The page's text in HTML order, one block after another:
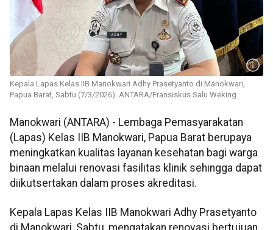
Kepala Lapas Kelas IIB Manokwari Adhy Prasetyanto di Manokwari,
Papua Barat, Sabtu (7/3/2026). ANTARA/Fransiskus Salu Weking
Manokwari (ANTARA) - Lembaga Pemasyarakatan
(Lapas) Kelas IIB Manokwari, Papua Barat berupaya
meningkatkan kualitas layanan kesehatan bagi warga
binaan melalui renovasi fasilitas klinik sehingga dapat
diikutsertakan dalam proses akreditasi.
Kepala Lapas Kelas IIB Manokwari Adhy Prasetyanto
di Manokwari, Sabtu, mengatakan renovasi bertujuan